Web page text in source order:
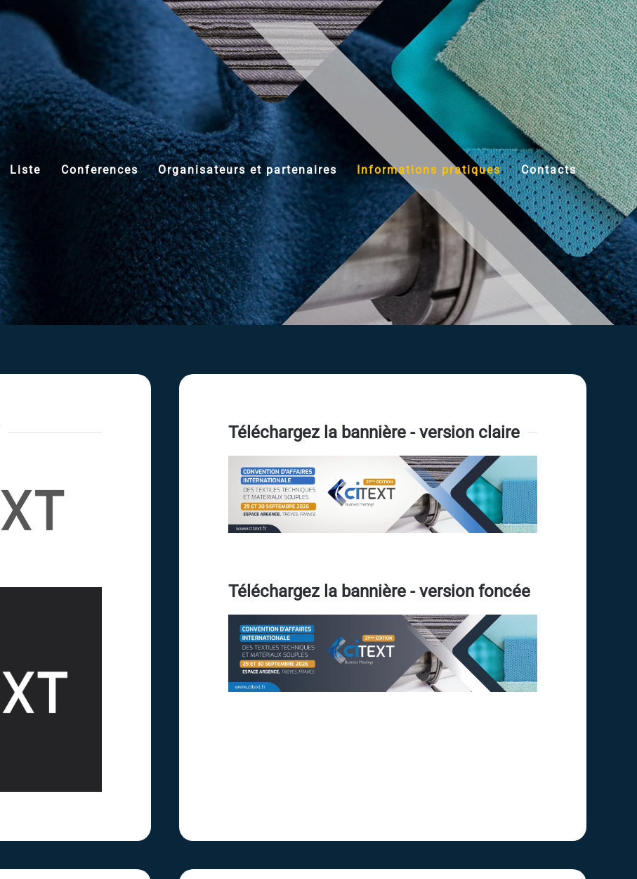
S'INSCRIRE ESPACE MEMBRE
Liste Conferences Organisateurs et partenaires Informations pratiques Contacts
Téléchargez la bannière - version claire
Téléchargez la bannière - version foncée